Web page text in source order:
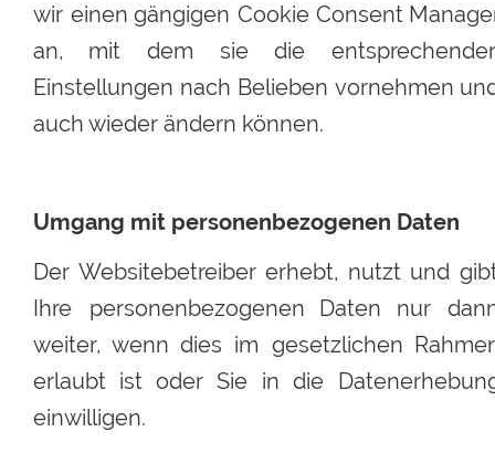
wir einen gängigen Cookie Consent
an,
mit dem sie die
Einstellungen nach Belieben vornehmen
auch wieder ändern können.
Umgang mit personenbezogenen Daten
Der Websitebetreiber erhebt, nutzt und
Ihre
personenbezogenen Daten nur
weiter, wenn dies im gesetzlichen
erlaubt ist oder Sie in die
einwilligen.